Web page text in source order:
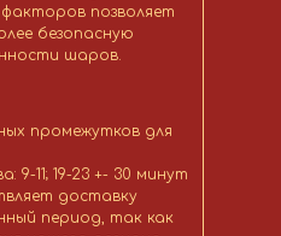
промежутков для
9-11; 19-23 +- 30 минут
доставку
период, так как
позволяет
безопасную
шаров.